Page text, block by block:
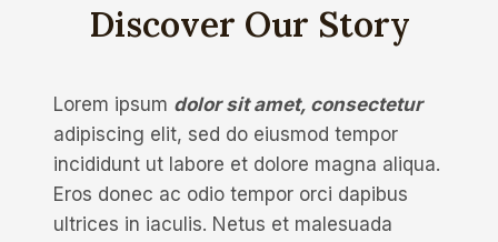
Discover Our Story
Lorem ipsum dolor sit amet, consectetur
adipiscing elit, sed do eiusmod tempor
incididunt ut labore et dolore magna aliqua.
Eros donec ac odio tempor orci dapibus
ultrices in iaculis. Netus et malesuada